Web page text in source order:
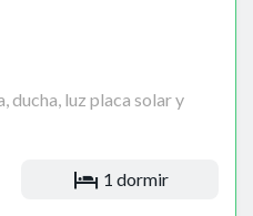
ducha, luz placa solar y
1 dormir